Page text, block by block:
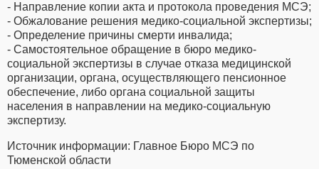
- Направление копии акта и протокола проведения МСЭ;
- Обжалование решения медико-социальной экспертизы;
- Определение причины смерти инвалида;
- Самостоятельное обращение в бюро медико-
социальной экспертизы в случае отказа медицинской
организации, органа, осуществляющего пенсионное
обеспечение, либо органа социальной защиты
населения в направлении на медико-социальную
экспертизу.
Источник информации: Главное Бюро МСЭ по
Тюменской области